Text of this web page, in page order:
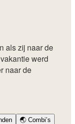
als zij naar de
werd
naar de
🌏 Combi’s